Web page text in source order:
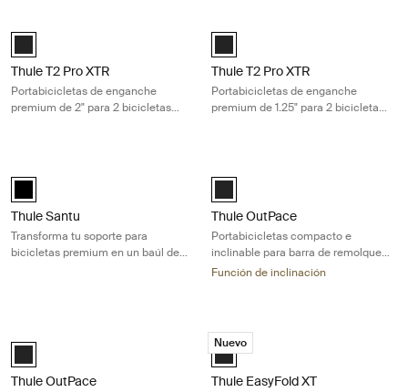
Black (selected)
Thule T2 Pro XTR
Portabicicletas de enganche
premium de 2" para 2 bicicletas
Black (selected)
Thule T2 Pro XTR
Portabicicletas de enganche
premium de 1.25" para 2 bicicletas
Thule Santu Negro (selected)
Thule Santu
Transforma tu soporte para
bicicletas premium en un baúl de
Black (selected)
Thule OutPace
Portabicicletas compacto e
inclinable para barra de remolque
que transporta 2 bicicletas
Función de inclinación
Thule OutPace Portabicicletas compacto e inclinable para barra de
Black (selected)
Thule OutPace
Thule EasyFold XT
Nuevo
Thule EasyFold XT 2 Negro
Thule EasyFold XT